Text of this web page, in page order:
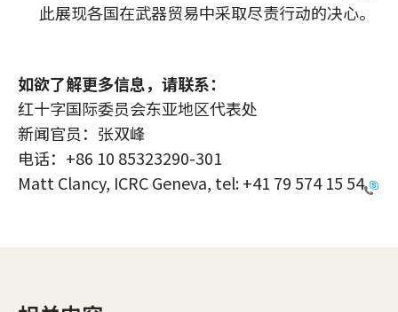
此展现各国在武器贸易中采取尽责行动的决心。
如欲了解更多信息，请联系：
红十字国际委员会东亚地区代表处
新闻官员：张双峰
电话：+86 10 85323290-301
Matt Clancy, ICRC Geneva, tel:+41 79 574 15 54